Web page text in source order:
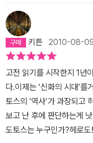
구성은 다소 극적이다. 마
한껏 나열한 다음, ｀근데
자화자찬이라는 느낌을 지
부분에서 ｀페르시아｀와
져 온 것이라는 이야기로
스 신화에 나오는 ｀이오
등으로 두 세력은 서로 감
명한 트로이 전쟁으로 인
정을 남기게 되었다. 신화
할 수 밖에 없다는 것으로
키튼 2010-08-
고전 읽기를 시작한지 1년
다.이제는 ‘신화의 시대’를
토스의 ‘역사’가 과장되고
보고 난 후에 판단하는게
도토스는 누구인가?헤로